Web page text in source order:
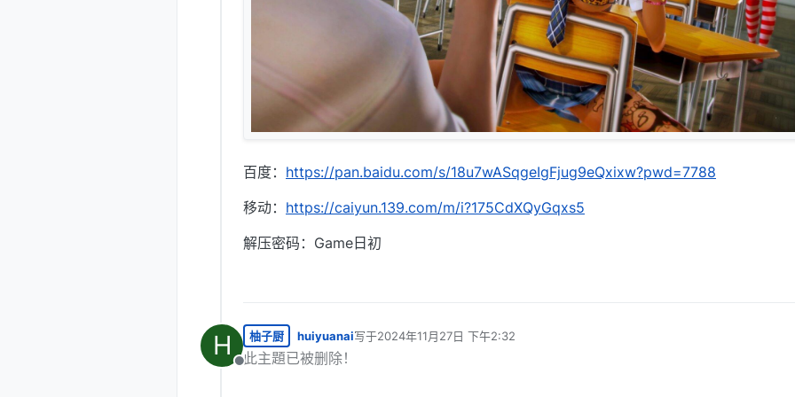
百度： https://pan.baidu.com/s/18u7wASqgeIgFjug9eQxixw?pwd=7788
移动： https://caiyun.139.com/m/i?175CdXQyGqxs5
解压密码：Game日初
H
离线
柚子厨 huiyuanai写于2024年11月27日 下午2:32
最后由 编辑
此主題已被删除！